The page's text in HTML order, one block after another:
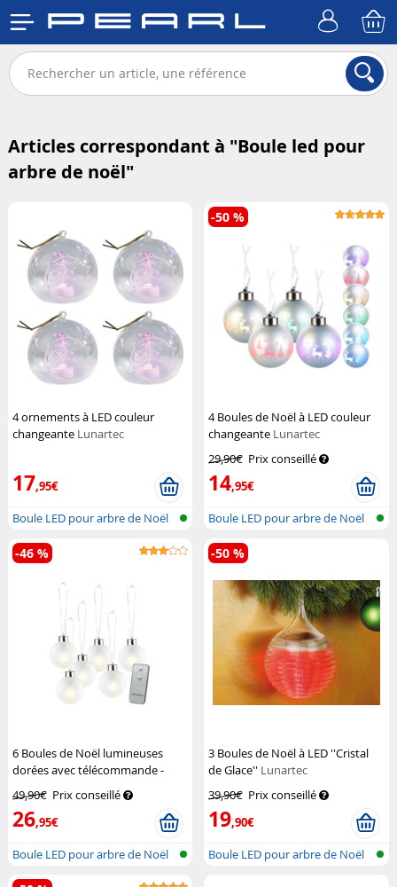
Articles correspondant à "Boule led pour
arbre de noël"
4 ornements à LED couleur
changeante Lunartec
17,95€
Boule LED pour arbre de Noël
4 Boules de Noël à LED couleur
changeante Lunartec
29,90€ Prix conseillé
14,95€
-50 %
Boule LED pour arbre de Noël
6 Boules de Noël lumineuses
dorées avec télécommande -
49,90€ Prix conseillé
26,95€
-46 %
Boule LED pour arbre de Noël
3 Boules de Noël à LED ''Cristal
de Glace'' Lunartec
39,90€ Prix conseillé
19,90€
-50 %
Boule LED pour arbre de Noël